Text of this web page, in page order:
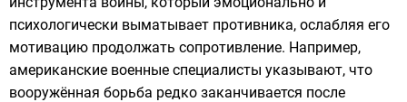
психологически выматывает противника, ослабляя его
мотивацию продолжать сопротивление. Например,
американские военные специалисты указывают, что
вооружённая борьба редко заканчивается после